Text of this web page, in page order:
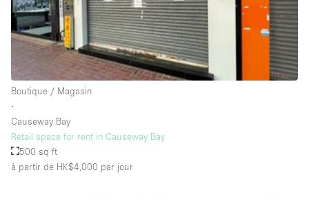
Rooftop / Terrasse
Réserve
Salle de Bain
Smoking Area
Style Haussmannien
Style Industriel
Boutique / Magasin
∙
Causeway Bay
Retail space for rent in Causeway Bay
500 sq ft
à partir de HK$4,000 par jour